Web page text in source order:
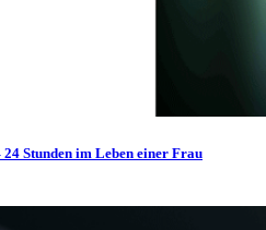
Stunden im Leben einer Frau